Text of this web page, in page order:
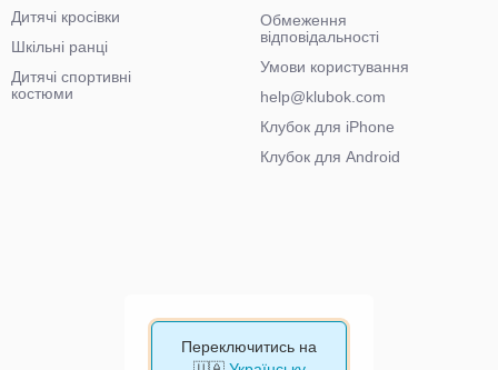
Дитячі кросівки
Шкільні ранці
Дитячі спортивні
костюми
Обмеження
відповідальності
Умови користування
help@klubok.com
Клубок для iPhone
Клубок для Android
Переключитись на